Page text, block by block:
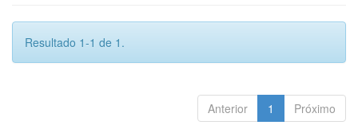
Resultado 1-1 de 1.
Anterior 1 Próximo